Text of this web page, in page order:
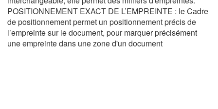
POSITIONNEMENT EXACT DE L’EMPREINTE : le Cadre
de positionnement permet un positionnement précis de
l’empreinte sur le document, pour marquer précisément
une empreinte dans une zone d'un document